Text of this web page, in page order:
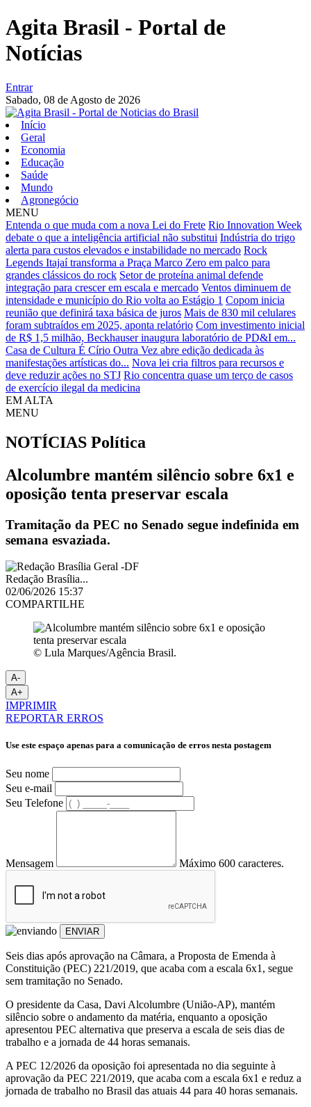
Agita Brasil - Portal de
Notícias
Entrar
Sabado, 08 de Agosto de 2026
Início
Geral
Economia
Educação
Saúde
Mundo
Agronegócio
MENU
Entenda o que muda com a nova Lei do Frete Rio Innovation Week
debate o que a inteligência artificial não substitui Indústria do trigo
alerta para custos elevados e instabilidade no mercado Rock
Legends Itajaí transforma a Praça Marco Zero em palco para
grandes clássicos do rock Setor de proteína animal defende
integração para crescer em escala e mercado Ventos diminuem de
intensidade e município do Rio volta ao Estágio 1 Copom inicia
reunião que definirá taxa básica de juros Mais de 830 mil celulares
foram subtraídos em 2025, aponta relatório Com investimento inicial
de R$ 1,5 milhão, Beckhauser inaugura laboratório de PD&I em...
Casa de Cultura É Círio Outra Vez abre edição dedicada às
manifestações artísticas do... Nova lei cria filtros para recursos e
deve reduzir ações no STJ Rio concentra quase um terço de casos
de exercício ilegal da medicina
EM ALTA
MENU
NOTÍCIAS Política
Alcolumbre mantém silêncio sobre 6x1 e
oposição tenta preservar escala
Tramitação da PEC no Senado segue indefinida em
semana esvaziada.
Redação Brasília...
02/06/2026 15:37
COMPARTILHE
© Lula Marques/Agência Brasil.
A-
A+
IMPRIMIR
REPORTAR ERROS
Use este espaço apenas para a comunicação de erros nesta postagem
Seu nome
Seu e-mail
Seu Telefone
Mensagem Máximo 600 caracteres.
ENVIAR
Seis dias após aprovação na Câmara, a Proposta de Emenda à
Constituição (PEC) 221/2019, que acaba com a escala 6x1, segue
sem tramitação no Senado.
O presidente da Casa, Davi Alcolumbre (União-AP), mantém
silêncio sobre o andamento da matéria, enquanto a oposição
apresentou PEC alternativa que preserva a escala de seis dias de
trabalho e a jornada de 44 horas semanais.
A PEC 12/2026 da oposição foi apresentada no dia seguinte à
aprovação da PEC 221/2019, que acaba com a escala 6x1 e reduz a
jornada de trabalho no Brasil das atuais 44 para 40 horas semanais.